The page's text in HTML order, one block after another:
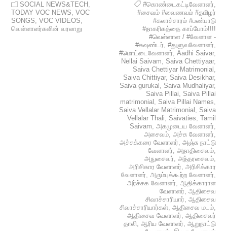
SOCIAL NEWS&TECH ,
TODAY VOC NEWS,VOC
SONGS,VOC VIDEOS,
வெள்ளாளர்களின் வரலாறு
#கொண்டைகட்டிவேளாளர்,
#சைவம் #வைணவம் #தமிழர்
#கலாச்சாரம் #பண்பாடு
#நாகரிகத்தை காப்போம்!!!!
#வெள்ளாள / #வேளாள -
#கவுண்டர், #துளுவவேளாளர்,
#மொட்டைவேளாளர், Aadhi Saivar,
Nellai Saivam, Saiva Chettiyaar,
Saiva Chettiyar Matrimonial ,
Saiva Chittiyar, Saiva Desikhar,
Saiva gurukal , Saiva Mudhaliyar,
Saiva Pillai, Saiva Pillai
matrimonial , Saiva Pillai Names,
Saiva Vellalar Matrimonial , Saiva
Vellalar Thali, Saivaties, Tamil
Saivam, அகமுடைய வேளாளர்,
அசைவம், அச்சு வேளாளர்,
அச்சுக்கரை வேளாளர், அஞ்சு நாட்டு
வேளாளர், அநாதிசைவம்,
அநுசைவர், அந்தரசைவம்,
அரிசிகார வேளாளர், அரிசிக்கார
வேளாளர், அரும்புக்கூற்ற வேளாளர்,
அர்ச்சக வேளாளர், ஆதிக்காராள
வேளாளர், ஆதிசைவ
சிவாச்சாரியார், ஆதிசைவ
சிவாச்சாரியார்கள், ஆதிசைவ மடம்,
ஆதிசைவ வேளாளர், ஆதிசைவர்
தாலி, ஆரிய வேளாளர், ஆறுநாட்டு